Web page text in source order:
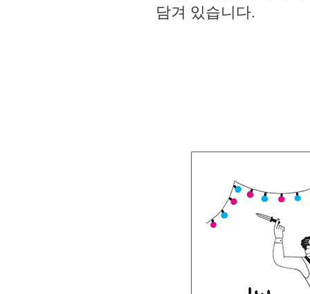
담겨 있습니다.